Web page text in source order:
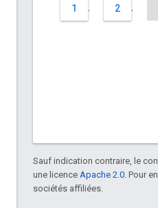
1 . 2 .
Sauf indication contraire, le
une licence Apache 2.0. Pour
sociétés affiliées.